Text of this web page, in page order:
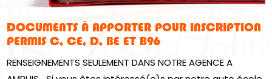
DOCUMENTS À APPORTER POUR INSCRIPTION
PERMIS C, CE, D, BE ET B96
RENSEIGNEMENTS SEULEMENT DANS NOTRE AGENCE A